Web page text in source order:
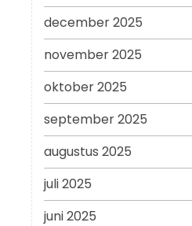
december 2025
november 2025
oktober 2025
september 2025
augustus 2025
juli 2025
juni 2025